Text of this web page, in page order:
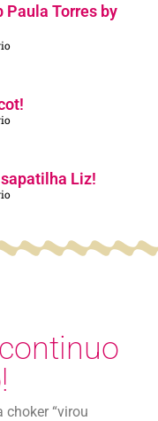
Paula Torres by
Liz!
“virou